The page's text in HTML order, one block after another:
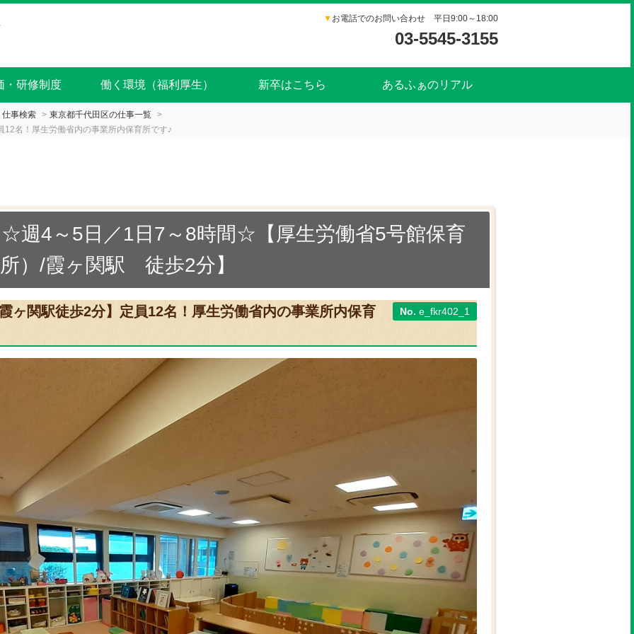
▼ お電話でのお問い合わせ 平日9:00～18:00
03-5545-3155
・研修制度 働く環境（福利厚生） 新卒はこちら あるふぁのリアル
仕事検索
東京都千代田区の仕事一覧
名！厚生労働省内の事業所内保育所です♪
週4～5日／1日7～8時間☆【厚生労働省5号館保育
）/霞ヶ関駅 徒歩2分】
e_fkr402_1
ヶ関駅徒歩2分】定員12名！厚生労働省内の事業所内保育